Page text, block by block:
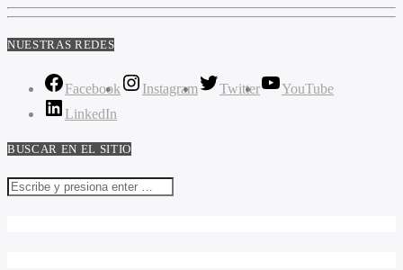
NUESTRAS REDES
Facebook Instagram Twitter
YouTube
LinkedIn
BUSCAR EN EL SITIO